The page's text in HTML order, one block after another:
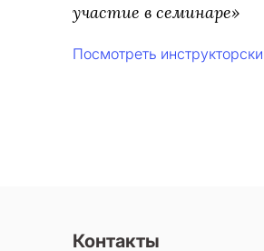
участие в семинаре»
Посмотреть
Контакты